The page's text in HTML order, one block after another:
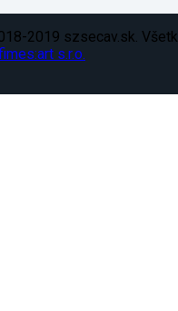
2019 szsecav.sk.
s.r.o.